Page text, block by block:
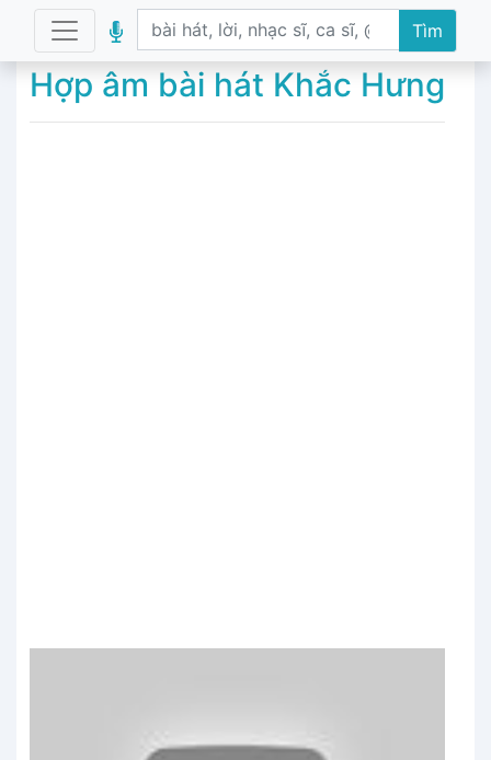
Tìm
Hợp âm bài hát Khắc Hưng